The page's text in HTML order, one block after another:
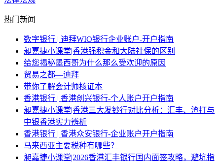
热门新闻
数字银行 | 迪拜WIO银行企业账户-开户指南
昶嘉捷小课堂|香港强积金和大陆社保的区别
给您揭秘墨西哥为什么那么受欢迎的原因
贸易之都—迪拜
带你了解会计师核证本
香港银行 | 香港创兴银行-个人账户开户指南
昶嘉捷小课堂|香港三大发钞行对比分析：汇丰、渣打与
中银香港实力辨析
香港银行 | 香港众安银行-企业账户开户指南
马来西亚主要税种有哪些？
昶嘉捷小课堂|2026香港汇丰银行国内面签攻略，避坑指